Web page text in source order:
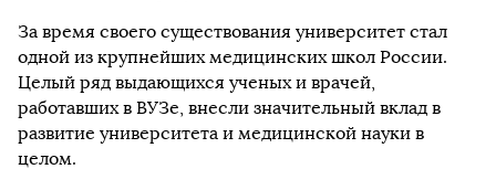
За время своего существования университет стал
одной из крупнейших медицинских школ России.
Целый ряд выдающихся ученых и врачей,
работавших в ВУЗе, внесли значительный вклад в
развитие университета и медицинской науки в
целом.